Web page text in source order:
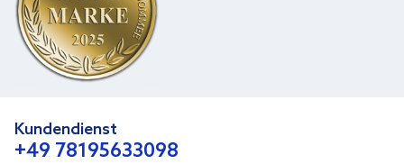
Kundendienst
+49 78195633098